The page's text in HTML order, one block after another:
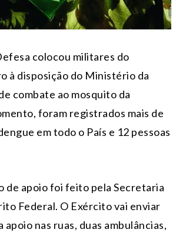
colocou militares do
à disposição do Ministério da
combate ao mosquito da
foram registrados mais de
em todo o País e 12 pessoas
de apoio foi feito pela Secretaria
Federal. O Exército vai enviar
nas ruas, duas ambulâncias,